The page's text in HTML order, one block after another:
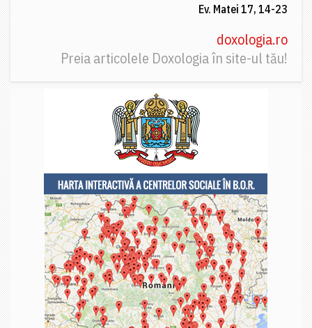
Ev. Matei 17, 14-23
doxologia.ro
Preia articolele Doxologia în site-ul tău!